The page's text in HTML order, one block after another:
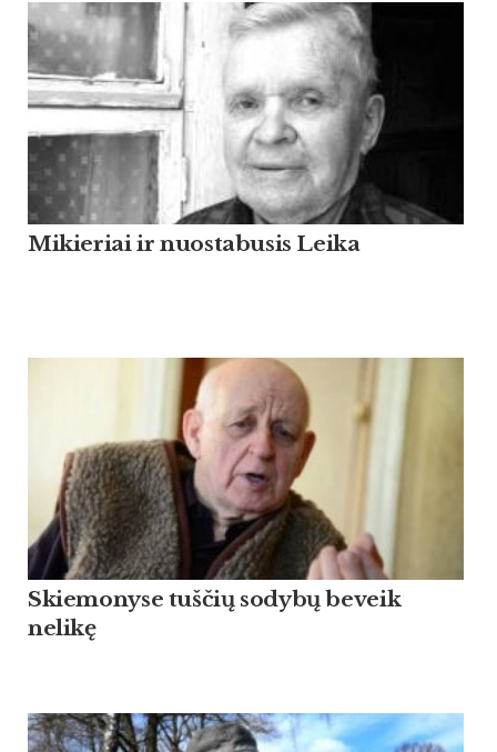
Mikieriai ir nuostabusis Leika
Skiemonyse tuščių sodybų beveik
nelikę